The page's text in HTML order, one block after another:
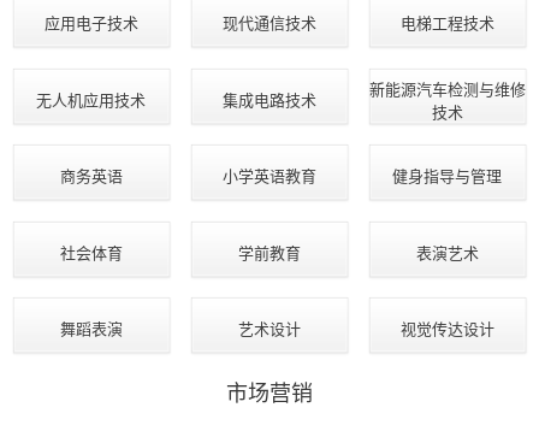
应用电子技术 现代通信技术 电梯工程技术
无人机应用技术 集成电路技术
新能源汽车检测与维修
技术
商务英语 小学英语教育 健身指导与管理
社会体育 学前教育 表演艺术
舞蹈表演 艺术设计 视觉传达设计
市场营销